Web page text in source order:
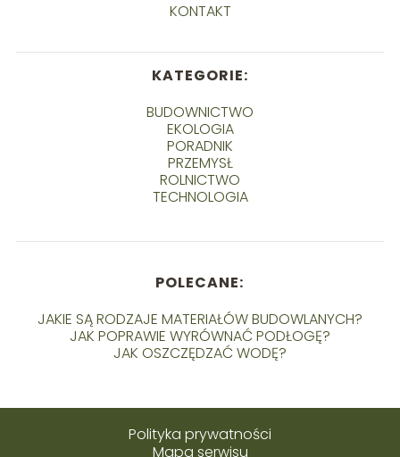
KONTAKT
KATEGORIE:
BUDOWNICTWO
EKOLOGIA
PORADNIK
PRZEMYSŁ
ROLNICTWO
TECHNOLOGIA
POLECANE:
JAKIE SĄ RODZAJE MATERIAŁÓW BUDOWLANYCH?
JAK POPRAWIE WYRÓWNAĆ PODŁOGĘ?
JAK OSZCZĘDZAĆ WODĘ?
Polityka prywatności
Mapa serwisu